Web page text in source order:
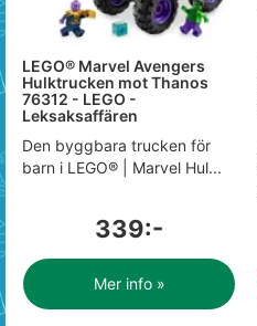
LEGO® Marvel Avengers
Hulktrucken mot Thanos
76312 - LEGO -
Leksaksaffären
Den byggbara trucken för
barn i LEGO® | Marvel Hul...
339:-
Mer info »